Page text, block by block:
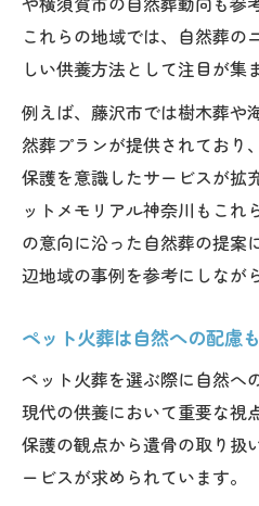
これらの地域では、自然葬の
しい供養方法として注目が集
例えば、藤沢市では樹木葬や
然葬プランが提供されており
保護を意識したサービスが拡
ットメモリアル神奈川もこれ
の意向に沿った自然葬の提案
辺地域の事例を参考にしなが
ペット火葬は自然への配慮
ペット火葬を選ぶ際に自然へ
現代の供養において重要な視
保護の観点から遺骨の取り扱
ービスが求められています。